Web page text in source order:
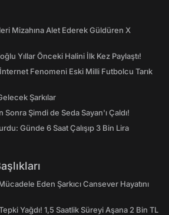
Mizahına Alet Ederek Güldüren X
Yıllar Önceki Halini İlk Kez Paylaştı!
Fenomeni Eski Milli Futbolcu Tarık
Şarkılar
Şimdi de Seda Sayan'ı Çaldı!
Günde 6 Saat Çalışıp 3 Bin Lira
Eden Şarkıcı Cansever Hayatını
Yağdı! 1,5 Saatlik Süreyi Aşana 2 Bin TL